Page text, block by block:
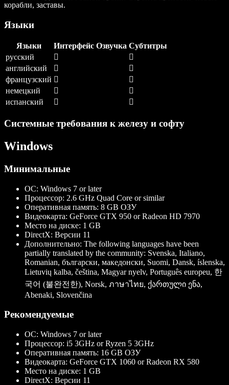
корабли, заставы.
Языки
Языки Интерфейс Озвучка Субтитры
русский
английский
французский
немецкий
испанский
Системные требования к железу и софту
Windows
Минимальные
ОС: Windows 7 or later
Процессор: 2.6 GHz Quad Core or similar
Оперативная память: 8 GB ОЗУ
Видеокарта: GeForce GTX 950 or Radeon HD 7970
Место на диске: 1 GB
DirectX: Версии 11
Дополнительно: The following languages have been
partially translated by the community: Svenska, Italiano,
Romanian, български, македонски, Suomi, Dansk, íslenska,
Lietuvių kalba, čeština, Magyar nyelv, Português europeu, 한
국어 (불완전한), Norsk, ภาษาไทย, ქართული ენა,
Abenaki, Slovenčina
Рекомендуемые
ОС: Windows 7 or later
Процессор: i5 3GHz or Ryzen 5 3GHz
Оперативная память: 16 GB ОЗУ
Видеокарта: GeForce GTX 1060 or Radeon RX 580
Место на диске: 1 GB
DirectX: Версии 11